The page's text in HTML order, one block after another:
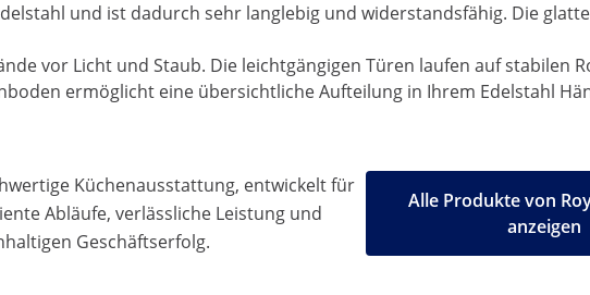
und ist dadurch sehr langlebig und widerstandsfähig. Die
vor Licht und Staub. Die leichtgängigen Türen laufen auf stabilen
ermöglicht eine übersichtliche Aufteilung in Ihrem Edelstahl
Küchenausstattung, entwickelt für
Abläufe, verlässliche Leistung und
Geschäftserfolg.
Alle Produkte von
anzeigen